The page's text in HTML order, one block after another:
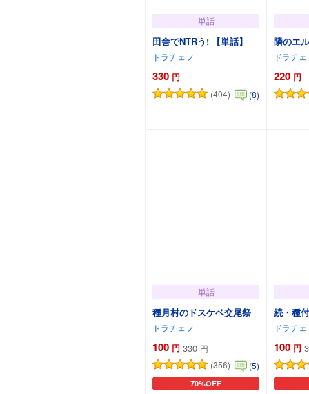
単話
田舎でNTRう! 【単話】
ドラチェフ
330 円
(404)
(8)
隣のエ
ドラチ
220 円
単話
種月村のドスケベ交尾祭
ドラチェフ
100 円 330 円
(356)
(5)
70%OFF
カートに追加
続・種
ドラチ
100 円